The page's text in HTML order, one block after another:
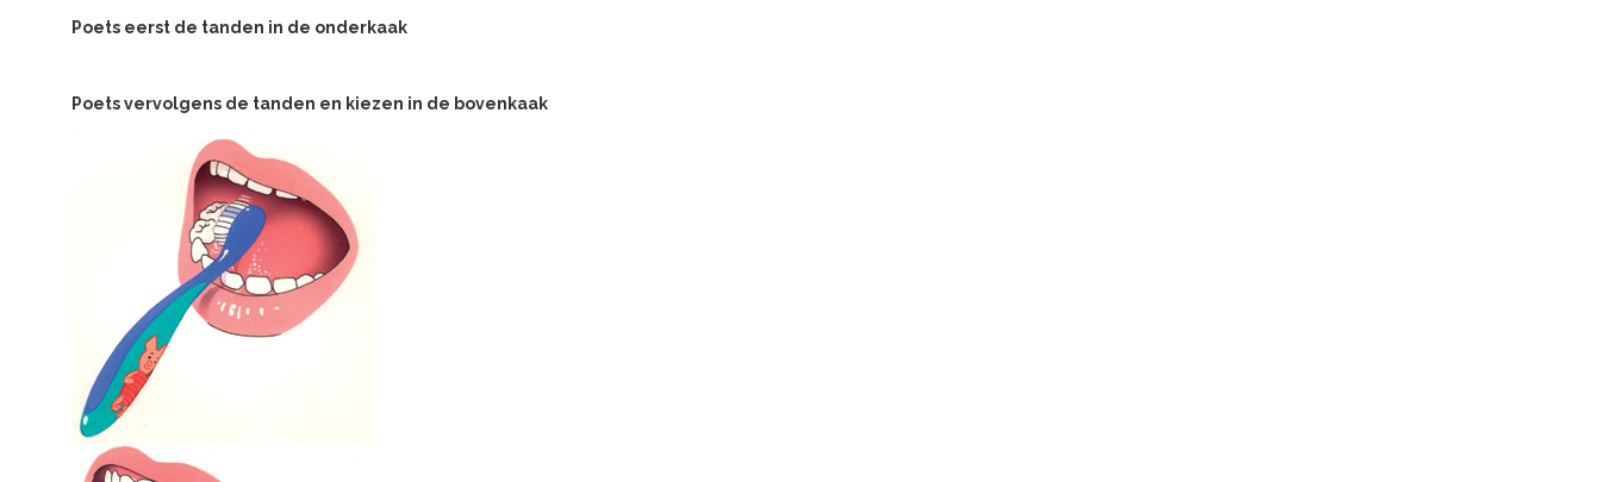
Poets eerst de tanden in de onderkaak
Poets vervolgens de tanden en kiezen in de bovenkaak